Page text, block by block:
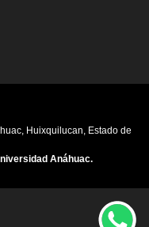
Huixquilucan, Estado de
Anáhuac.